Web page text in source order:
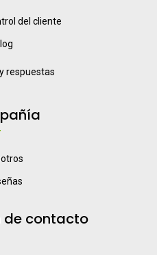
del cliente
respuestas
de contacto